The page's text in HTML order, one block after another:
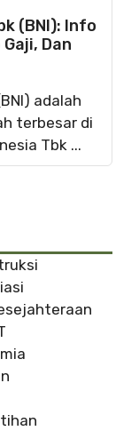
(BNI): Info
Dan
adalah
terbesar di
Tbk ...